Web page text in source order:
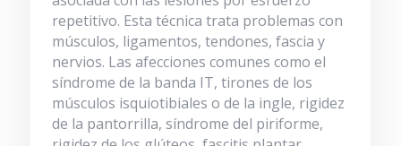
repetitivo. Esta técnica trata problemas con
músculos, ligamentos, tendones, fascia y
nervios. Las afecciones comunes como el
síndrome de la banda IT, tirones de los
músculos isquiotibiales o de la ingle, rigidez
de la pantorrilla, síndrome del piriforme,